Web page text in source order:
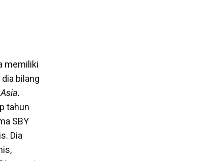
memiliki
bilang
tahun
SBY
Dia